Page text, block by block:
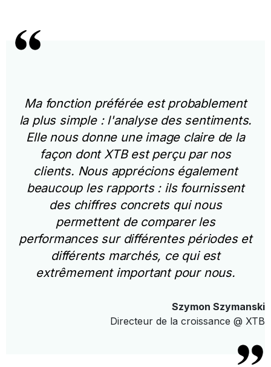
Ma fonction préférée est probablement
la plus simple : l'analyse des sentiments.
Elle nous donne une image claire de la
façon dont XTB est perçu par nos
clients. Nous apprécions également
beaucoup les rapports : ils fournissent
des chiffres concrets qui nous
permettent de comparer les
performances sur différentes périodes et
différents marchés, ce qui est
extrêmement important pour nous.
Szymon Szymanski
Directeur de la croissance @ XTB